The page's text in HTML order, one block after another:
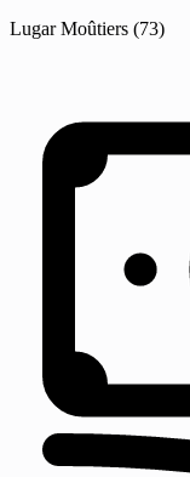
Lugar Moûtiers (73)